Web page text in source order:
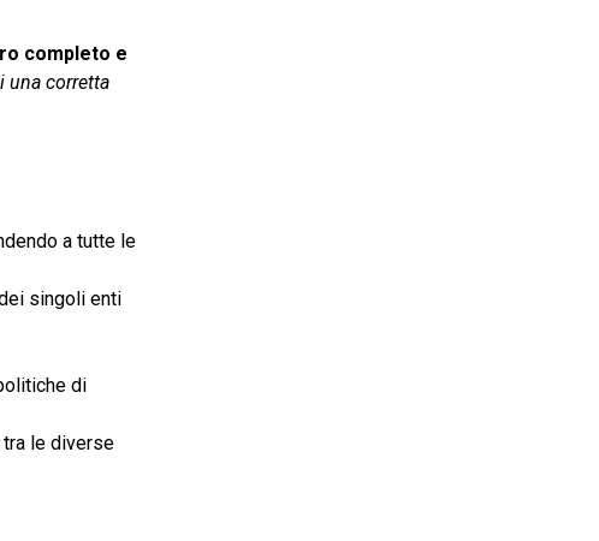
completo e
una corretta
a tutte le
singoli enti
di
le diverse